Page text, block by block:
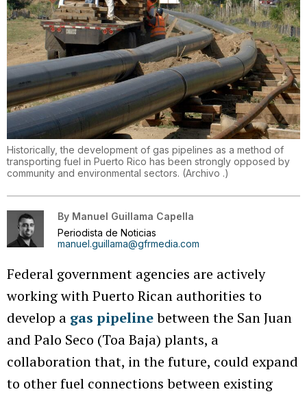
Historically, the development of gas pipelines as a method of
transporting fuel in Puerto Rico has been strongly opposed by
community and environmental sectors. (Archivo .)
By Manuel Guillama Capella
Periodista de Noticias
manuel.guillama@gfrmedia.com
Federal government agencies are actively
working with Puerto Rican authorities to
develop a gas pipelinebetween the San Juan
and Palo Seco (Toa Baja) plants, a
collaboration that, in the future, could expand
to other fuel connections between existing